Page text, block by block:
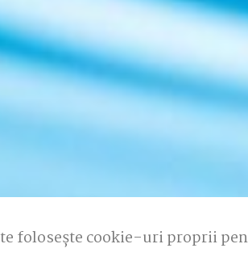
folosește cookie-uri proprii